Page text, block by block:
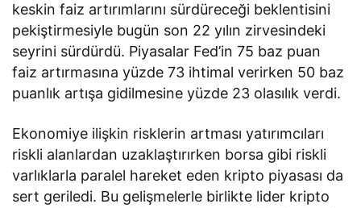
keskin faiz artırımlarını sürdüreceği beklentisini
pekiştirmesiyle bugün son 22 yılın zirvesindeki
seyrini sürdürdü. Piyasalar Fed’in 75 baz puan
faiz artırmasına yüzde 73 ihtimal verirken 50 baz
puanlık artışa gidilmesine yüzde 23 olasılık verdi.
Ekonomiye ilişkin risklerin artması yatırımcıları
riskli alanlardan uzaklaştırırken borsa gibi riskli
varlıklarla paralel hareket eden kripto piyasası da
sert geriledi. Bu gelişmelerle birlikte lider kripto